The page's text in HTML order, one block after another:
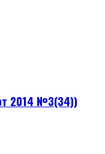
2014 №3(34))